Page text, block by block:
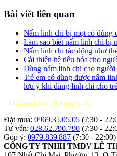
Bài viết liên quan
Nấm linh chi bị mọt có dùng
Làm sao biết nấm linh chi bị
Nấm linh chi tác động như
Cải thiện hệ tiêu hóa cho
Dùng nấm linh chi cho người
Trẻ em có dùng được nấm
lưu ý khi dùng linh chi cho
Click xem bản đồ chỉ đường tại đây
Đặt mua: 0969.35.05.05 (7:30 -
Tư vấn: 028.62.790.790 (7:30 -
Góp ý: 0979.839.887 (7:30 - 22:00)
CÔNG TY TNHH TMDV LÊ